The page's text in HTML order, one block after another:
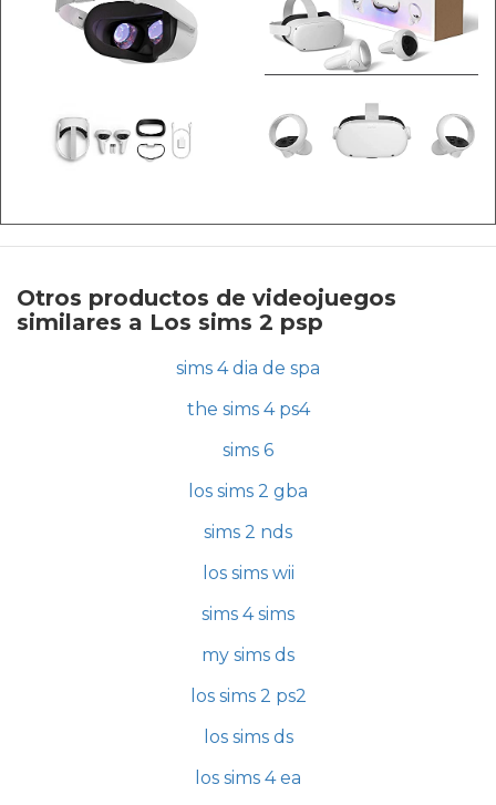
Otros productos de videojuegos
similares a Los sims 2 psp
sims 4 dia de spa
the sims 4 ps4
sims 6
los sims 2 gba
sims 2 nds
los sims wii
sims 4 sims
my sims ds
los sims 2 ps2
los sims ds
los sims 4 ea